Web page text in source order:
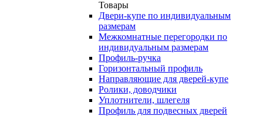
Товары
Двери-купе по индивидуальным
размерам
Межкомнатные перегородки по
индивидуальным размерам
Профиль-ручка
Горизонтальный профиль
Направляющие для дверей-купе
Ролики, доводчики
Уплотнители, шлегеля
Профиль для подвесных дверей